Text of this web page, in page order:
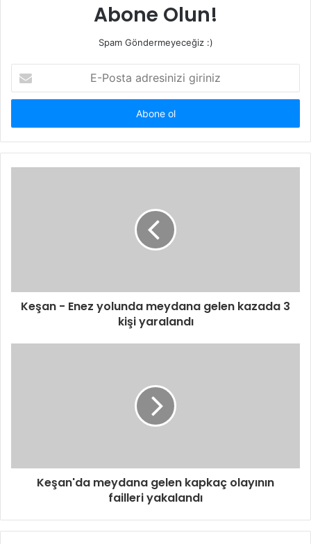
Abone Olun!
Spam Göndermeyeceğiz :)
Posta
adresinizi
Keşan - Enez yolunda meydana gelen kazada 3
kişi yaralandı
Keşan'da meydana gelen kapkaç olayının
failleri yakalandı